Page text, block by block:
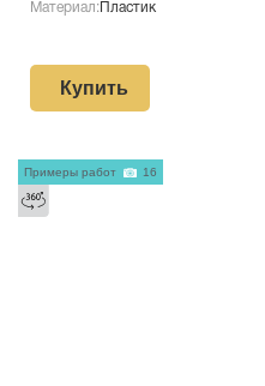
Материал: Пластик
Купить
Примеры работ 16